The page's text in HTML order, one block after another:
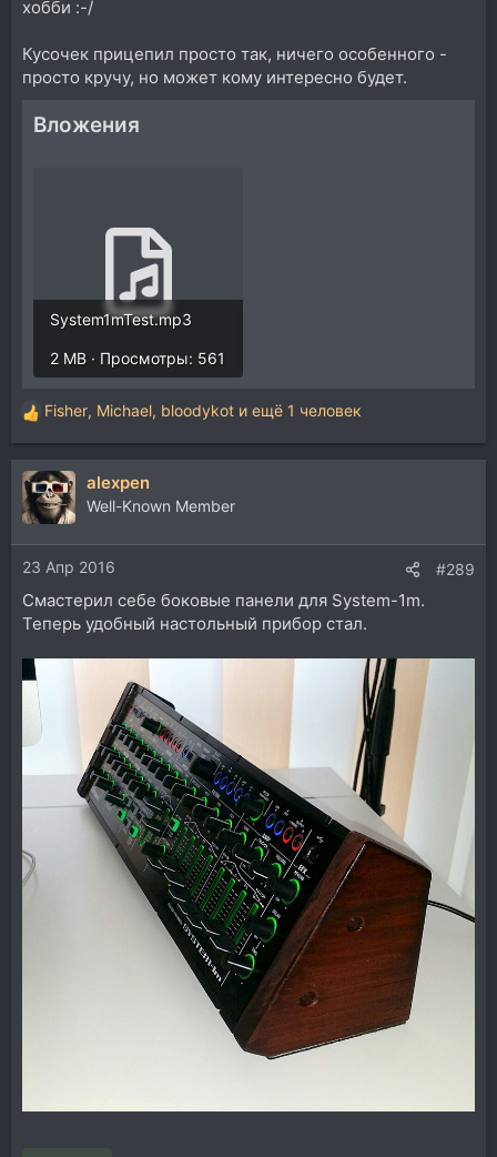
хобби :-/
Кусочек прицепил просто так, ничего особенного -
просто кручу, но может кому интересно будет.
Вложения
System1mTest.mp3
2 MB · Просмотры: 561
Р
е
а
к
ц
и
и
:
Fisher, Michael, bloodykot и ещё 1 человек
alexpen
Well-Known Member
23 Апр 2016 #289
Смастерил себе боковые панели для System-1m.
Теперь удобный настольный прибор стал.